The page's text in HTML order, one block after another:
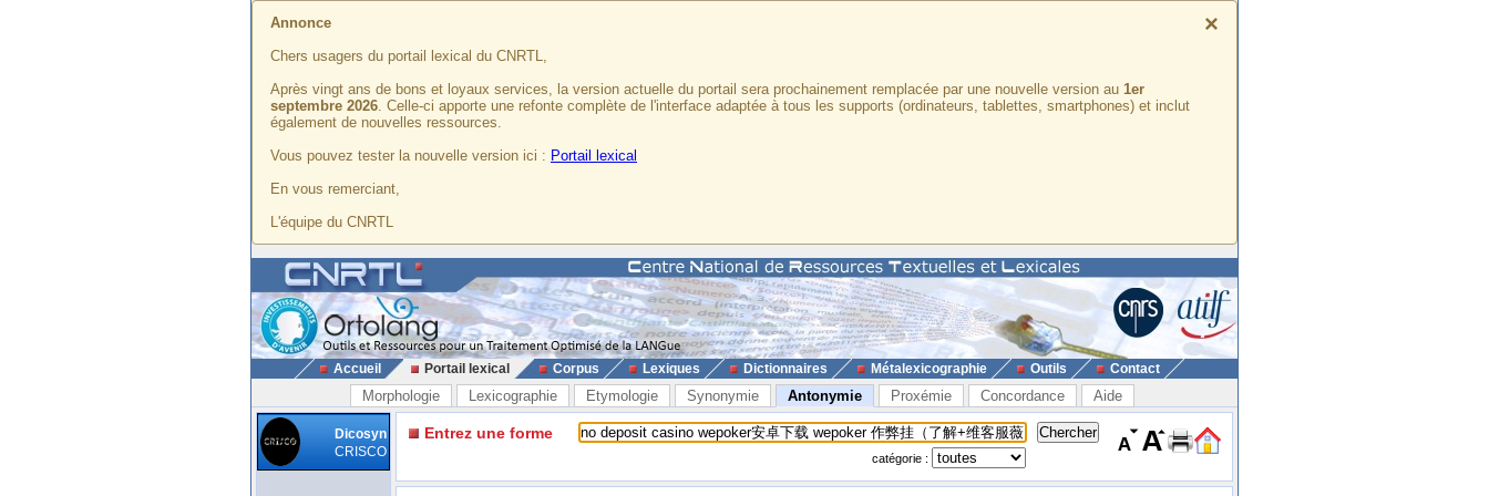
×
Annonce
Chers usagers du portail lexical du CNRTL,
Après vingt ans de bons et loyaux services, la version actuelle du portail sera prochainement remplacée par une nouvelle version au 1er
septembre 2026. Celle-ci apporte une refonte complète de l'interface adaptée à tous les supports (ordinateurs, tablettes, smartphones) et inclut
également de nouvelles ressources.
Vous pouvez tester la nouvelle version ici : Portail lexical
En vous remerciant,
L'équipe du CNRTL
Accueil Portail lexical Corpus Lexiques Dictionnaires Métalexicographie Outils Contact
Morphologie Lexicographie Etymologie Synonymie Antonymie Proxémie Concordance Aide
Dicosyn
CRISCO
Entrez une forme
catégorie :